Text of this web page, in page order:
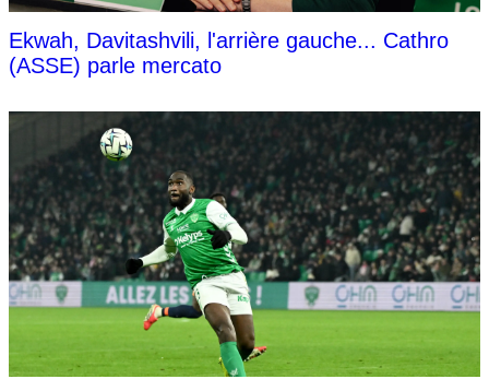
Ekwah, Davitashvili, l'arrière gauche... Cathro
(ASSE) parle mercato